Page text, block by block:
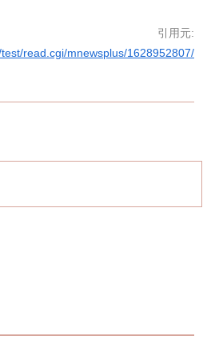
引用元:
read.cgi/mnewsplus/1628952807/